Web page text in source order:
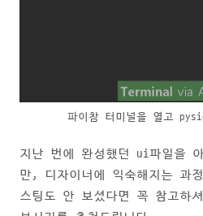
파이참 터미널을 열고
지난 번에 완성했던 ui파일을
만, 디자이너에 익숙해지는 과
스팅도 안 보셨다면 꼭 참고하